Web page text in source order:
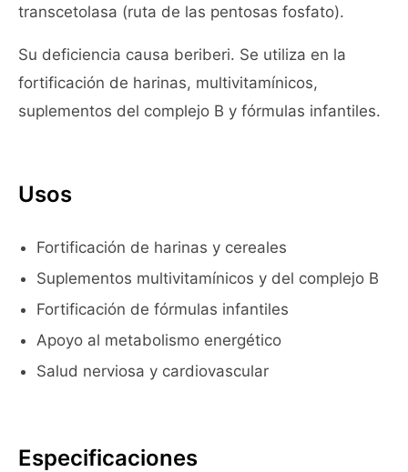
transcetolasa (ruta de las pentosas fosfato).
Su deficiencia causa beriberi. Se utiliza en la
fortificación de harinas, multivitamínicos,
suplementos del complejo B y fórmulas infantiles.
Usos
Fortificación de harinas y cereales
Suplementos multivitamínicos y del complejo B
Fortificación de fórmulas infantiles
Apoyo al metabolismo energético
Salud nerviosa y cardiovascular
Especificaciones